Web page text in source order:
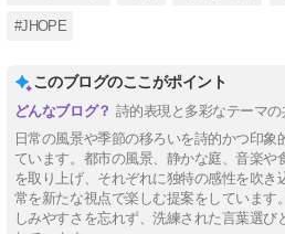
#JHOPE
このブログのここがポイント
詩的表現と多彩なテーマの
日常の風景や季節の移ろいを詩的かつ印象
ています。都市の風景、静かな庭、音楽や
を取り上げ、それぞれに独特の感性を吹き
常を新たな視点で楽しむ提案をしています
しみやすさを忘れず、洗練された言葉選び